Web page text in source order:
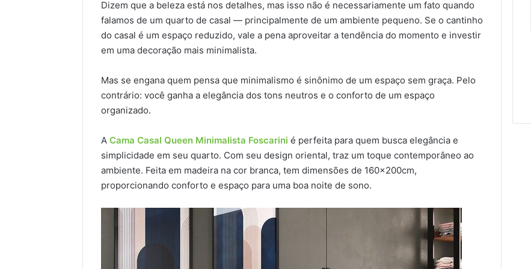
Dizem que a beleza está nos detalhes, mas isso não é necessariamente um fato quando
falamos de um quarto de casal — principalmente de um ambiente pequeno. Se o cantinho
do casal é um espaço reduzido, vale a pena aproveitar a tendência do momento e investir
em uma decoração mais minimalista.
Mas se engana quem pensa que minimalismo é sinônimo de um espaço sem graça. Pelo
contrário: você ganha a elegância dos tons neutros e o conforto de um espaço
organizado.
A Cama Casal Queen Minimalista Foscarini é perfeita para quem busca elegância e
simplicidade em seu quarto. Com seu design oriental, traz um toque contemporâneo ao
ambiente. Feita em madeira na cor branca, tem dimensões de 160x200cm,
proporcionando conforto e espaço para uma boa noite de sono.